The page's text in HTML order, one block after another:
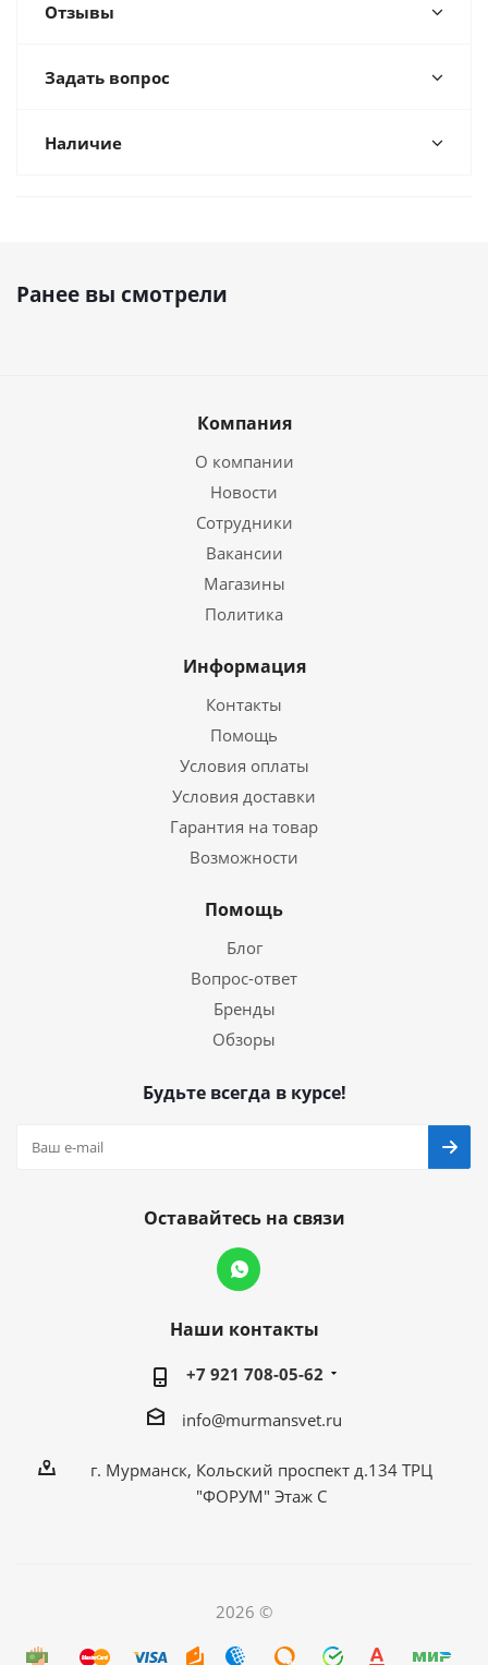
Отзывы
Задать вопрос
Наличие
Ранее вы смотрели
Компания
О компании
Новости
Сотрудники
Вакансии
Магазины
Политика
Информация
Контакты
Помощь
Условия оплаты
Условия доставки
Гарантия на товар
Возможности
Помощь
Блог
Вопрос-ответ
Бренды
Обзоры
Будьте всегда в курсе!
Оставайтесь на связи
Наши контакты
+7 921 708-05-62
info@murmansvet.ru
г. Мурманск, Кольский проспект д.134 ТРЦ
"ФОРУМ" Этаж С
2026 ©